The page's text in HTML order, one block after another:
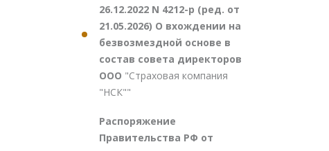
26.12.2022 N 4212-р (ред. от
21.05.2026) О вхождении на
безвозмездной основе в
состав совета директоров
ООО "Страховая компания
"НСК""
Распоряжение
Правительства РФ от